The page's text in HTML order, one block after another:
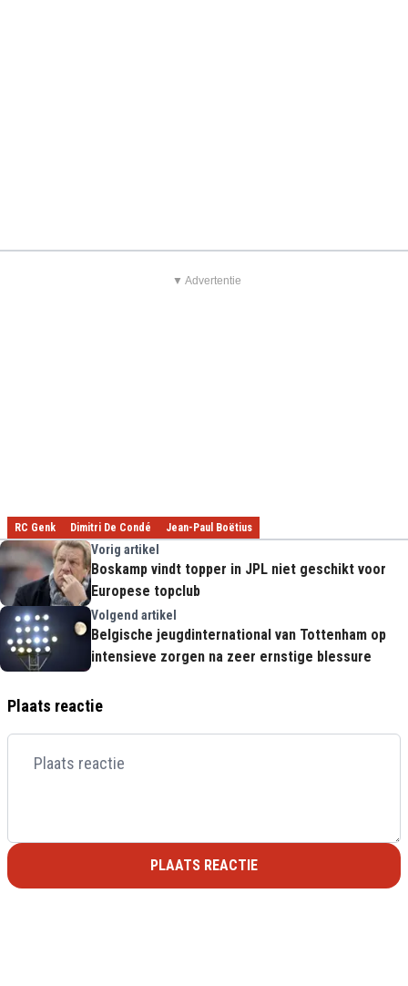
▼ Advertentie
RC Genk Dimitri De Condé Jean-Paul Boëtius
Vorig artikel
Boskamp vindt topper in JPL niet geschikt voor
Europese topclub
Volgend artikel
Belgische jeugdinternational van Tottenham op
intensieve zorgen na zeer ernstige blessure
Plaats reactie
PLAATS REACTIE